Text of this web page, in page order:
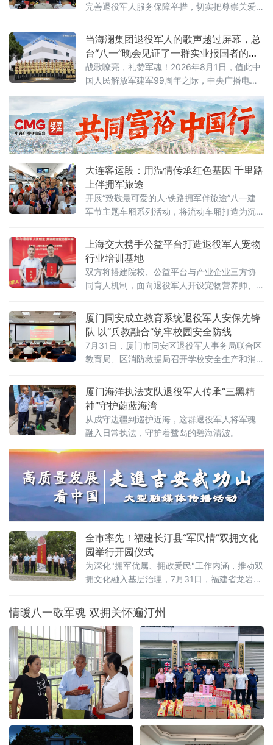
完善退役军人服务保障举措，切实把尊崇关爱
风，为永定高质量发展贡献退役军人力量。
当海澜集团退役军人的歌声越过屏幕，总
台“八一”晚会见证了一群实业报国者的滚
烫初心
战歌嘹亮，礼赞军魂！2026年8月1日，值此中
国人民解放军建军99周年之际，中央广播电视
3、CCTV-7晚点黄金档播出。由海澜集团退役
军人员工组成的合唱团惊喜亮相，以一首铿锵
有力的《祖国召唤我喊到》，唱响了新时代奋
斗者的最强音。
大连客运段：用温情传承红色基因 千里路
上伴拥军旅途
开展“致敬最可爱的人·铁路拥军伴旅途”八一建
军节主题车厢系列活动，将流动车厢打造为沉
途之中传递铁路送温情、传承红色基因、厚植
上海交大携手公益平台打造退役军人宠物
行业培训基地
双方将搭建院校、公益平台与产业企业三方协
同育人机制，面向退役军人开设宠物营养师、
商运营师、宠物门店运营、线上全渠道运营师
及宠物训导师等七大方向培训课程
厦门同安成立教育系统退役军人安保先锋
队 以“兵教融合”筑牢校园安全防线
7月31日，厦门市同安区退役军人事务局联合区
教育局、区消防救援局召开学校安全生产和消
议以“八一”建军节为契机，充分发挥退役军人教
师队伍的纪律优势和专业特长，对全区校园安
全隐患排查整治暨消防安全大排查大整治工作
进行全面部署。区退役军人事务局领导、区消
防救援局领导、区教育局领导、区教育局保卫
厦门海洋执法支队退役军人传承“三黑精
神”守护蔚蓝海湾
从戍守边疆到巡护近海，这群退役军人将军魂
融入日常执法，守护着鹭岛的碧海清波。
全市率先！福建长汀县“军民情”双拥文化
园举行开园仪式
为深化"拥军优属、拥政爱民"工作内涵，推动双
拥文化融入基层治理，7月31日，福建省龙岩市
口举行。作为龙岩市范围内首个建成投用、率
先举办开园仪式的省级双拥重点文化阵地，该
园区落地投用，为深化“共建、共治、共享”双拥
工作格局打造了示范样板。
情暖八一敬军魂 双拥关怀遍汀州